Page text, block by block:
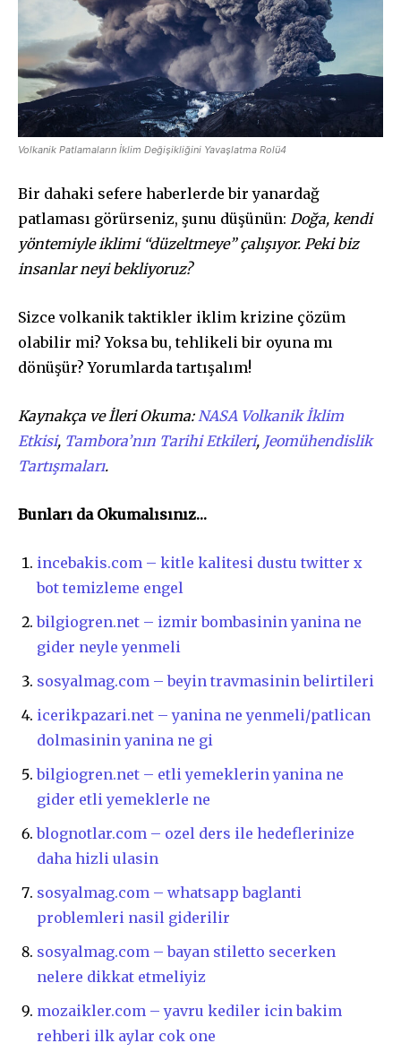
Volkanik Patlamaların İklim Değişikliğini Yavaşlatma Rolü4
Bir dahaki sefere haberlerde bir yanardağ
patlaması görürseniz, şunu düşünün: Doğa, kendi
yöntemiyle iklimi “düzeltmeye” çalışıyor. Peki biz
insanlar neyi bekliyoruz?
Sizce volkanik taktikler iklim krizine çözüm
olabilir mi? Yoksa bu, tehlikeli bir oyuna mı
dönüşür? Yorumlarda tartışalım!
Kaynakça ve İleri Okuma: NASA Volkanik İklim
Etkisi, Tambora’nın Tarihi Etkileri, Jeomühendislik
Tartışmaları.
Bunları da Okumalısınız…
incebakis.com – kitle kalitesi dustu twitter x
bot temizleme engel
bilgiogren.net – izmir bombasinin yanina ne
gider neyle yenmeli
sosyalmag.com – beyin travmasinin belirtileri
icerikpazari.net – yanina ne yenmeli/patlican
dolmasinin yanina ne gi
bilgiogren.net – etli yemeklerin yanina ne
gider etli yemeklerle ne
blognotlar.com – ozel ders ile hedeflerinize
daha hizli ulasin
sosyalmag.com – whatsapp baglanti
problemleri nasil giderilir
sosyalmag.com – bayan stiletto secerken
nelere dikkat etmeliyiz
mozaikler.com – yavru kediler icin bakim
rehberi ilk aylar cok one